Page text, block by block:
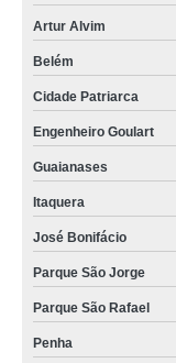
Artur Alvim
Belém
Cidade Patriarca
Engenheiro Goulart
Guaianases
Itaquera
José Bonifácio
Parque São Jorge
Parque São Rafael
Penha